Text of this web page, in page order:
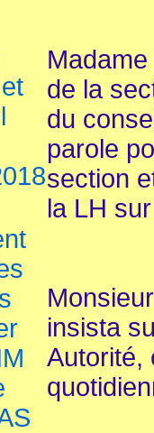
de la
du
parole
section
la LH
insista
Autorité,